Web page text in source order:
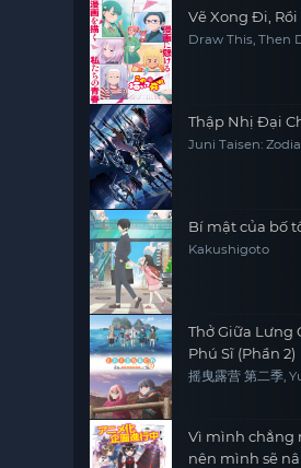
Vẽ Xong Đi, Rồi
Draw This, Then
Thập Nhị Đại
Juni Taisen:
Bí mật của bố
Kakushigoto
Thở Giữa Lưng
Phú Sĩ (Phần 2)
摇曳露营 第二季,
Vì mình chẳng
nên mình sẽ